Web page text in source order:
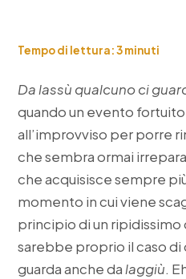
Tempo di lettura:3minuti
Da lassù qualcuno ci
quando un evento
all’improvviso per porre
che sembra ormai
che acquisisce sempre
momento in cui viene
principio di un ripidissimo
sarebbe proprio il caso di
guarda anche da laggiù.